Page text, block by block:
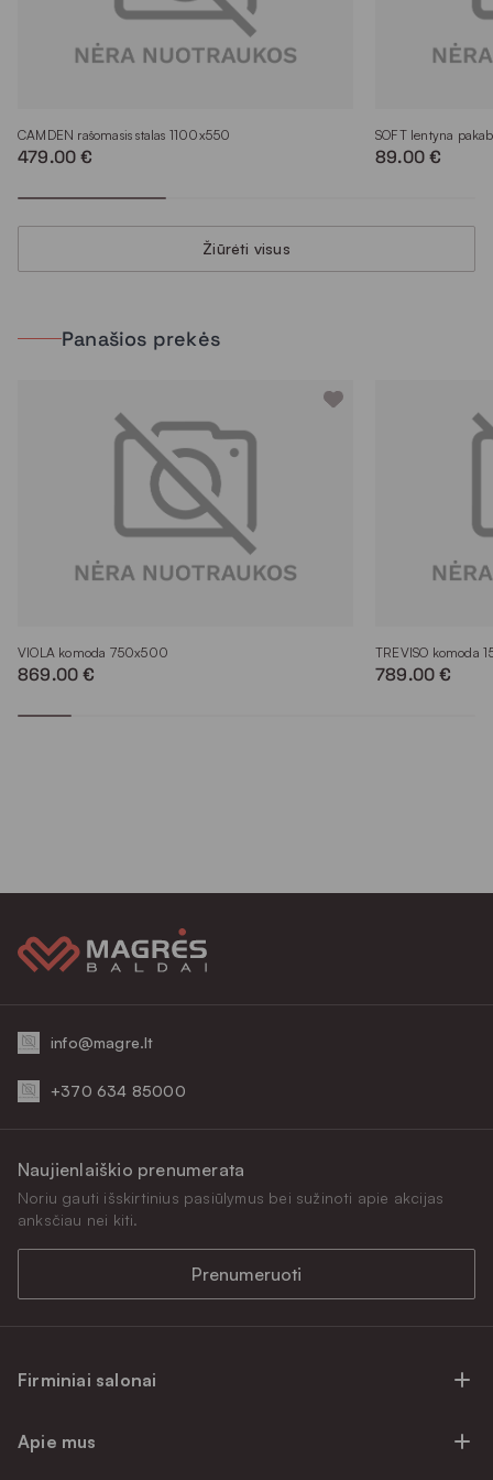
CAMDEN rašomasis stalas 1100x550
479.00 €
SOFT lentyna
89.00 €
Žiūrėti visus
Panašios prekės
VIOLA komoda 750x500
869.00 €
TREVISO komoda
789.00 €
info@magre.lt
+370 634 85000
Firminiai salonai
Apie mus
Naujienlaiškio prenumerata
Noriu gauti išskirtinius pasiūlymus bei sužinoti apie akcijas
anksčiau nei kiti.
Prenumeruoti